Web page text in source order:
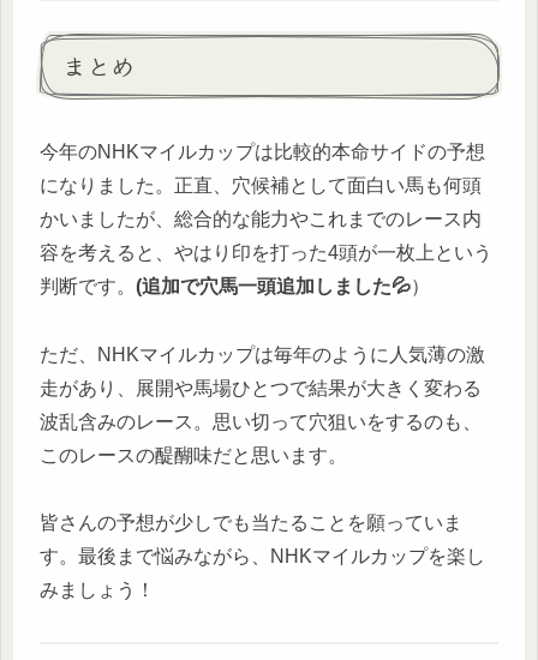
まとめ
今年のNHKマイルカップは比較的本命サイドの予想
になりました。正直、穴候補として面白い馬も何頭
かいましたが、総合的な能力やこれまでのレース内
容を考えると、やはり印を打った4頭が一枚上という
判断です。 (追加で穴馬一頭追加しました💦）
ただ、NHKマイルカップは毎年のように人気薄の激
走があり、展開や馬場ひとつで結果が大きく変わる
波乱含みのレース。思い切って穴狙いをするのも、
このレースの醍醐味だと思います。
皆さんの予想が少しでも当たることを願っていま
す。最後まで悩みながら、NHKマイルカップを楽し
みましょう！